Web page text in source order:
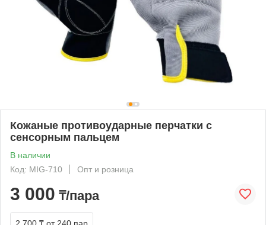
Кожаные противоударные перчатки с
сенсорным пальцем
В наличии
Код: MIG-710
Опт и розница
3 000 ₸/пара
2 700 ₸ от 240 пар